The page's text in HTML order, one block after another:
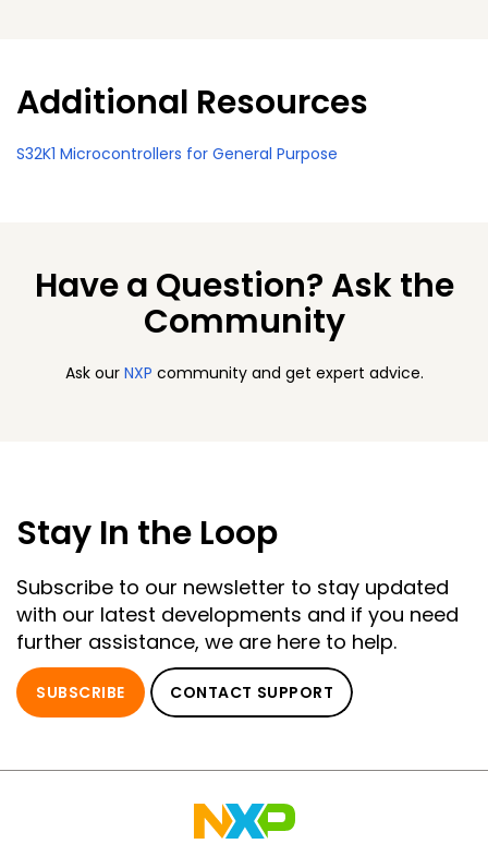
Additional Resources
S32K1 Microcontrollers for General Purpose
Have a Question? Ask the
Community
Ask our NXP community and get expert advice.
Stay In the Loop
Subscribe to our newsletter to stay updated
with our latest developments and if you need
further assistance, we are here to help.
SUBSCRIBE CONTACT SUPPORT